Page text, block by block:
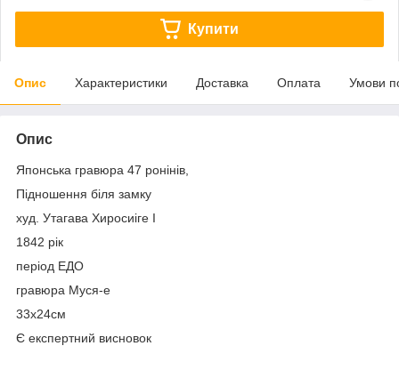
Купити
Опис Характеристики Доставка Оплата Умови
Опис
Японська гравюра 47 ронінів,
Підношення біля замку
худ. Утагава Хиросиіге I
1842 рік
період ЕДО
гравюра Муся-е
33х24см
Є експертний висновок